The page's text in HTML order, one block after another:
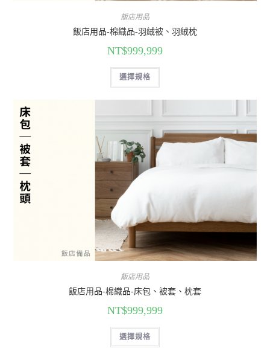
飯店用品
飯店用品-棉織品-羽絨被、羽絨枕
NT$999,999
選擇規格
飯店用品
飯店用品-棉織品-床包、被套、枕套
NT$999,999
選擇規格